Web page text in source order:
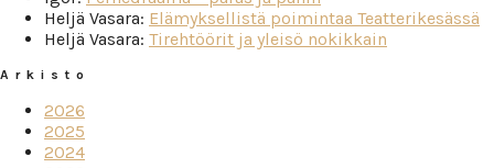
Heljä Vasara: Elämyksellistä poimintaa Teatterikesässä
Heljä Vasara: Tirehtöörit ja yleisö nokikkain
Arkisto
2026
2025
2024